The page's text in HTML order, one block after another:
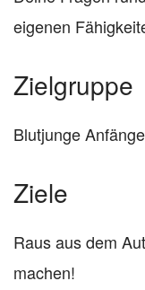
eigenen
Zielgruppe
Blutjunge
Ziele
Raus aus dem
machen!